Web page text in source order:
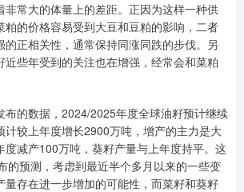
非常大的体量上的差距。正因为这样一种供
粕的价格容易受到大豆和豆粕的影响，二者
的正相关性，通常保持同涨同跌的步伐。另
近些年受到的关注也在增强，经常会和菜粕
的数据，2024/2025年度全球油籽预计继续
计较上年度增长2900万吨，增产的主力是大
度减产100万吨，葵籽产量与上年度持平。这
的预测，考虑到最近半个多月以来的一些变
量存在进一步增加的可能性，而菜籽和葵籽